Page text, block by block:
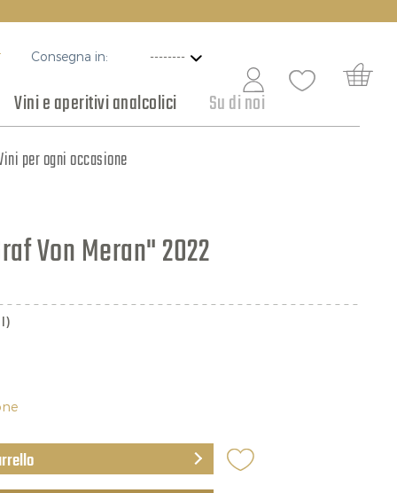
Consegna in:
Vini e aperitivi analcolici Su di noi
per ogni occasione
e conserve
Von Meran" 2022